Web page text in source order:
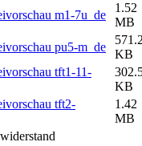
m1-7u_de
1.52
MB
pu5-m_de
KB
tft1-11-
KB
tft2-
1.42
MB
widerstand